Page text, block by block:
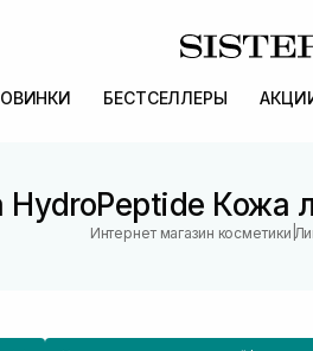
БЕСТСЕЛЛЕРЫ
Кожа
Интернет магазин косметики